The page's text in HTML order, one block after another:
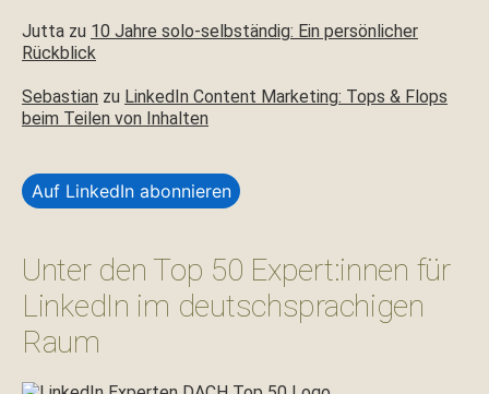
Jutta zu 10 Jahre solo-selbständig: Ein persönlicher
Rückblick
Sebastian zu LinkedIn Content Marketing: Tops & Flops
beim Teilen von Inhalten
Auf LinkedIn abonnieren
Unter den Top 50 Expert:innen für
LinkedIn im deutschsprachigen
Raum